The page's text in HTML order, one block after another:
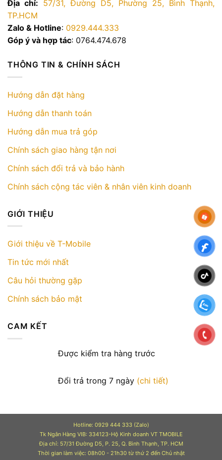
Địa chỉ: 57/31, Đường D5, Phường 25, Bình Thạnh,
TP.HCM
Zalo & Hotline: 0929.444.333
Góp ý và hợp tác: 0764.474.678
THÔNG TIN & CHÍNH SÁCH
Hướng dẫn đặt hàng
Hướng dẫn thanh toán
Hướng dẫn mua trả góp
Chính sách giao hàng tận nơi
Chính sách đổi trả và bảo hành
Chính sách cộng tác viên & nhân viên kinh doanh
GIỚI THIỆU
Giới thiệu về T-Mobile
Tin tức mới nhất
Câu hỏi thường gặp
Chính sách bảo mật
CAM KẾT
Được kiểm tra hàng trước
Đổi trả trong 7 ngày (chi tiết)
Hotline: 0929 444 333 (Zalo)
Tk Ngân Hàng VIB: 334123-Hộ Kinh doanh VT TMOBILE
Địa chỉ: 57/31 Đường D5, P. 25, Q. Bình Thạnh, TP. HCM
Thời gian làm việc: 08h00 - 21h30 từ thứ 2 đến Chủ nhật